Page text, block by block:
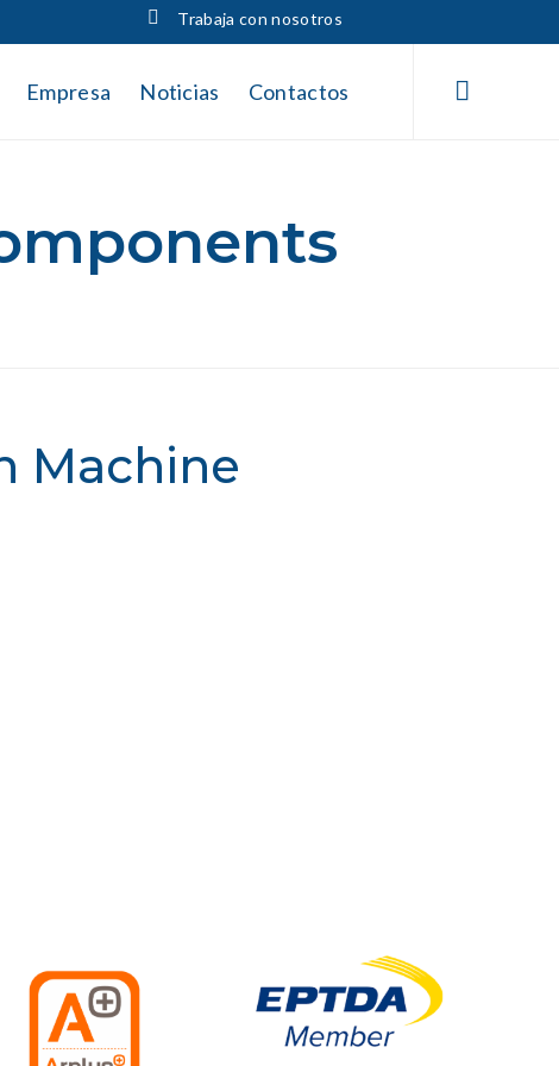
Trabaja con nosotros
Empresa Noticias Contactos 
Machine